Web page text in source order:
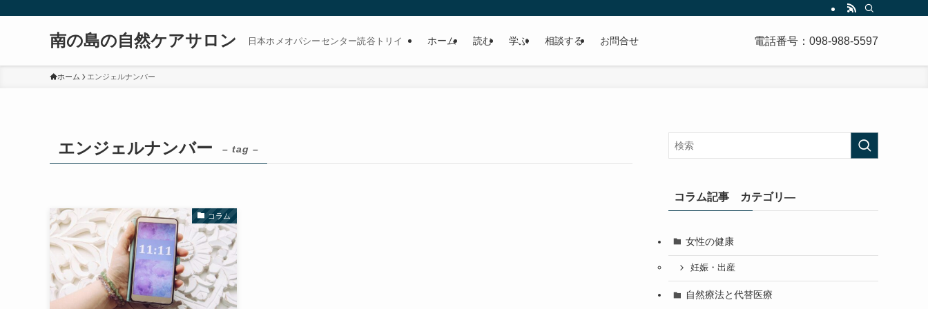
南の島の自然ケアサロン 日本ホメオパシーセンター読谷トリイ ホーム 読む 学ぶ 相談する お問合せ 電話番号：098-988-5597
ホーム エンジェルナンバー
エンジェルナンバー – tag –
コラム
コラム記事 カテゴリ―
女性の健康
妊娠・出産
自然療法と代替医療